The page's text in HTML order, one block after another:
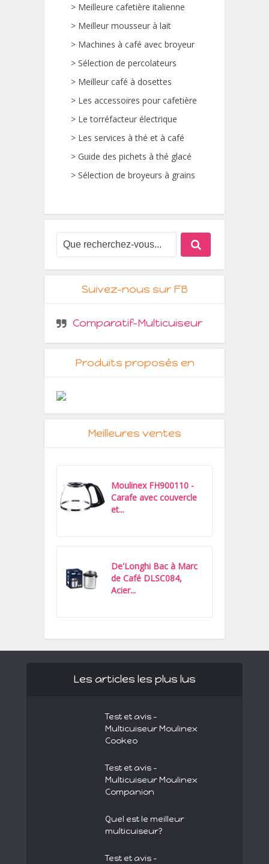
> Meilleure cafetière italienne
> Meilleur mousseur à lait
> Machines à café avec broyeur
> Sélection de percolateurs
> Meilleur café à dosettes
> Les accessoires pour cafetière
> Le torréfacteur électrique
> Les services à thé et à café
> Guide des pichets à thé glacé
> Sélection de broyeurs à grains
Suivez-nous sur FB
Comparatif-Multicuiseur
Produits proposés en
Meilleures ventes
Moulinex FH900110 -
Carafe avec couvercle
et...
De'Longhi Bac à Marc
de Café DLSC084,
Acier...
Les articles les plus lus
Test et avis –
Multicuiseur Moulinex
Cookeo
Test et avis –
Multicuiseur Moulinex
Companion
Quel est le meilleur
multicuiseur?
Test et avis –